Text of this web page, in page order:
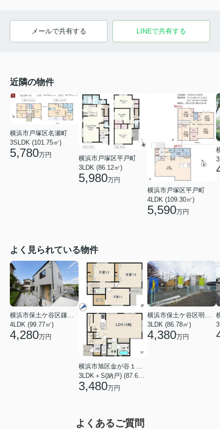
メールで共有する LINEで共有する
近隣の物件
横浜市戸塚区名瀬町
3SLDK (101.75㎡)
5,780万円
横浜市戸塚区平戸町
3LDK (86.12㎡)
5,980万円
横浜市戸塚区平戸町
4LDK (109.30㎡)
5,590万円
よく見られている物件
4LDK (99.77㎡)
4,280万円
3,480万円
3LDK (86.78㎡)
4,380万円
よくあるご質問